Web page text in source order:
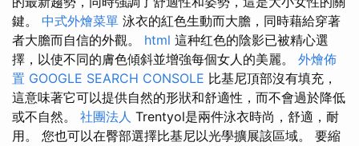
鍵。 中式外燴菜單 泳衣的紅色生動而大膽，同時藉給穿著
者大膽而自信的外觀。 html 這种红色的陰影已被精心選
擇，以使不同的膚色傾斜並增強每個女人的美麗。 外燴佈
置 GOOGLE SEARCH CONSOLE 比基尼頂部沒有填充，
這意味著它可以提供自然的形狀和舒適性，而不會過於降低
或不自然。 社團法人 Trentyol是兩件泳衣時尚，舒適，耐
用。 您也可以在臀部選擇比基尼以光學擴展該區域。 要縮